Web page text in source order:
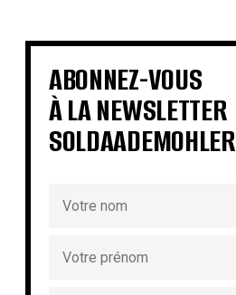
€ €
€ €
ABONNEZ-VOUS
À LA NEWSLETTER
SOLDAADEMOHLER